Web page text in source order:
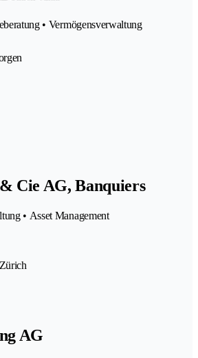
• Vermögensverwaltung
Cie AG, Banquiers
• Asset Management
AG